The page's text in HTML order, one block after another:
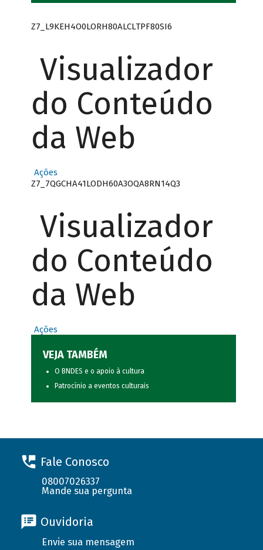
Z7_L9KEH4O0LORH80ALCLTPF80SI6
Visualizador
do Conteúdo
da Web
Ações
Z7_7QGCHA41LODH60A3OQA8RN14Q3
Visualizador
do Conteúdo
da Web
Ações
VEJA TAMBÉM
O BNDES e o apoio à cultura
Patrocínio a eventos culturais
Fale Conosco
08007026337
Mande sua pergunta
Ouvidoria
Envie sua mensagem